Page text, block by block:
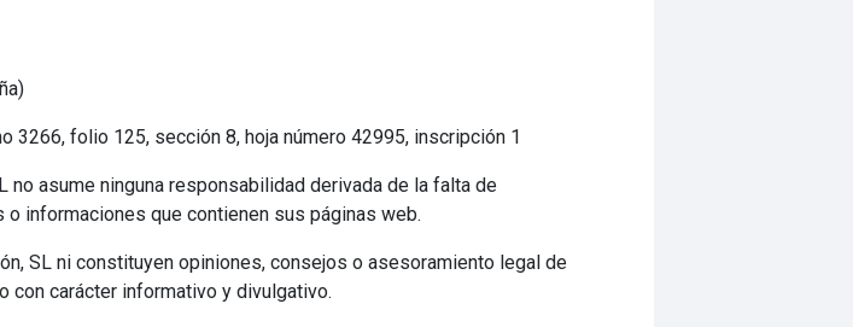
3266, folio 125, sección 8, hoja número 42995, inscripción 1
asume ninguna responsabilidad derivada de la falta de
informaciones que contienen sus páginas web.
SL ni constituyen opiniones, consejos o asesoramiento legal de
con carácter informativo y divulgativo.